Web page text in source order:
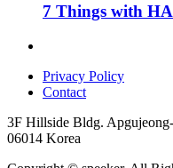
7 Things with
Privacy Policy
Contact
3F Hillside Bldg.
06014 Korea